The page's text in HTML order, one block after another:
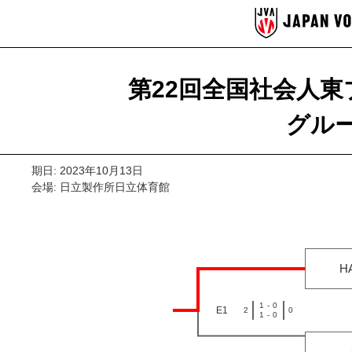
第22回全国社会人
グル
期日: 2023年10月13日
会場: 日立製作所日立体育館
E1 2
1 - 0
1 - 0
0